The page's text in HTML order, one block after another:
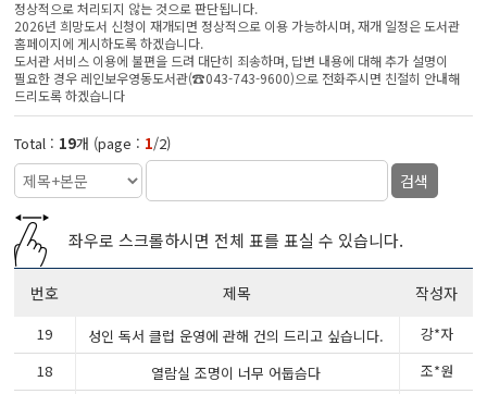
정상적으로 처리되지 않는 것으로 판단됩니다.
2026년 희망도서 신청이 재개되면 정상적으로 이용 가능하시며, 재개 일정은 도서관
홈페이지에 게시하도록 하겠습니다.
도서관 서비스 이용에 불편을 드려 대단히 죄송하며, 답변 내용에 대해 추가 설명이
필요한 경우 레인보우영동도서관(☎043-743-9600)으로 전화주시면 친절히 안내해
드리도록 하겠습니다
Total : 19개 (page : 1/2)
검색
좌우로 스크롤하시면 전체 표를 표실 수 있습니다.
번호 제목 작성자
19 성인 독서 클럽 운영에 관해 건의 드리고 싶습니다. 강*자
18
열람실 조명이 너무 어둡슴다 조*원